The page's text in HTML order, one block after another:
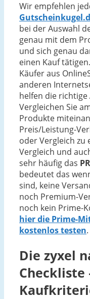
Wir empfehlen
bei der Auswahl
genau mit dem
und sich genau
einen Kauf
Käufer aus
anderen
helfen die
Vergleichen Sie
Produkte
Preis/Leistung-
oder Vergleich zu
Vergleich und
sehr häufig das
bedeutet das
sind, keine
noch Premium-
noch kein Prime-
hier die Prime-
kostenlos testen.
Die zyxel
Checkliste